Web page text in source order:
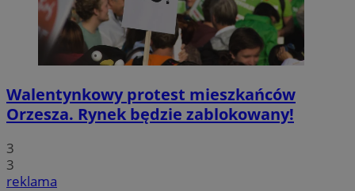
Walentynkowy protest mieszkańców
Orzesza. Rynek będzie zablokowany!
3
3
reklama